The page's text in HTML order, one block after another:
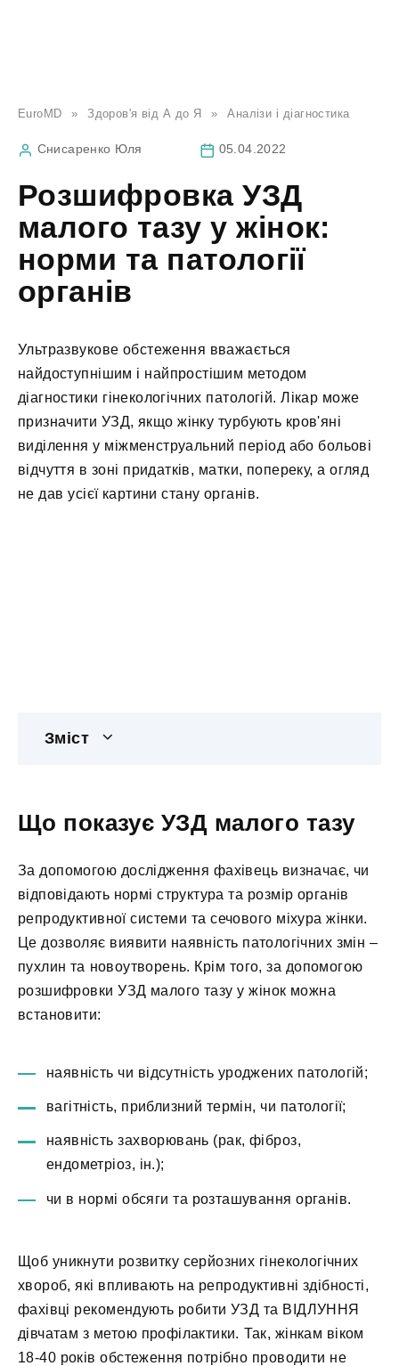
EuroMD » Здоров'я від А до Я » Аналізи і діагностика
Снисаренко Юля 05.04.2022
Розшифровка УЗД
малого тазу у жінок:
норми та патології
органів
Ультразвукове обстеження вважається
найдоступнішим і найпростішим методом
діагностики гінекологічних патологій. Лікар може
призначити УЗД, якщо жінку турбують кров'яні
виділення у міжменструальний період або больові
відчуття в зоні придатків, матки, попереку, а огляд
не дав усієї картини стану органів.
Зміст
Що показує УЗД малого тазу
За допомогою дослідження фахівець визначає, чи
відповідають нормі структура та розмір органів
репродуктивної системи та сечового міхура жінки.
Це дозволяє виявити наявність патологічних змін –
пухлин та новоутворень. Крім того, за допомогою
розшифровки УЗД малого тазу у жінок можна
встановити:
наявність чи відсутність уроджених патологій;
вагітність, приблизний термін, чи патології;
наявність захворювань (рак, фіброз,
ендометріоз, ін.);
чи в нормі обсяги та розташування органів.
Щоб уникнути розвитку серйозних гінекологічних
хвороб, які впливають на репродуктивні здібності,
фахівці рекомендують робити УЗД та ВІДЛУННЯ
дівчатам з метою профілактики. Так, жінкам віком
18-40 років обстеження потрібно проводити не